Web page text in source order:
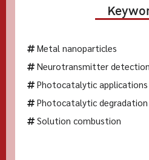
Metal nanoparticles
Neurotransmitter detection
Photocatalytic applications
Photocatalytic degradation
Solution combustion